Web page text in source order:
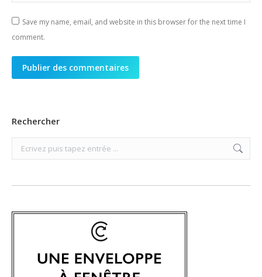
Save my name, email, and website in this browser for the next time I
comment.
Publier des commentaires
Rechercher
Search: